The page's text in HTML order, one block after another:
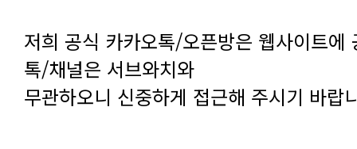
톡/채널은 서브와치와
무관하오니 신중하게 접근해 주시기 바랍